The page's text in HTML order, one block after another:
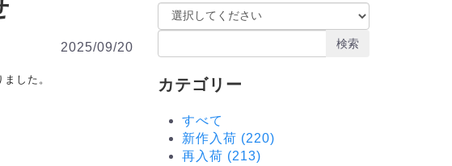
2025/09/20
した。
検索
カテゴリー
すべて
新作入荷 (220)
再入荷 (213)